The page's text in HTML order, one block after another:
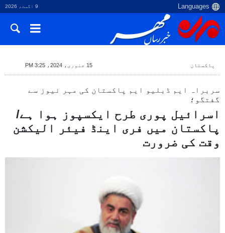
9 اگست، 2026
پاکستان 15 جنوری، 2024، 3:25 PM
سربراہ ایم ڈبلیو ایم پاکستان کی مہر نیوز سے
گفتگو؛
اسرائیل پوری طرح ایکسپوز ہوا ہے/
پاکستان میں فری اینڈ فیئر الیکشن
وقت کی ضرورت